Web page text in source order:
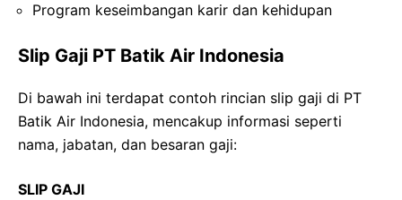
Program keseimbangan karir dan kehidupan
Slip Gaji PT Batik Air Indonesia
Di bawah ini terdapat contoh rincian slip gaji di PT
Batik Air Indonesia, mencakup informasi seperti
nama, jabatan, dan besaran gaji:
SLIP GAJI